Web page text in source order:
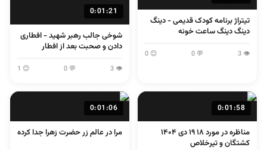
تیتراژ برنامه کودک قدیمی - دینگ
دینگ دینگ ساعت خونه
👁 3
💬 0
😊 0
0:01:21
شوخی جالب رهبر شهید - افطاری
دادن و صحبت بعد از افطار
👁 3
💬 0
😊 1
0:01:58
مناظره در مورد ۱۸ ۱۹ دی ۱۴۰۴
کشتگان و تیرخلاص
0:01:06
مرا در عالم زر حضرت زهرا جدا کرده